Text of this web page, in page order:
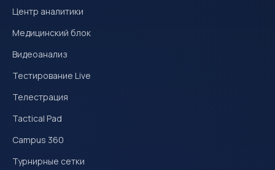
Центр аналитики
Медицинский блок
Видеоанализ
Тестирование Live
Телестрация
Tactical Pad
Campus 360
Турнирные сетки